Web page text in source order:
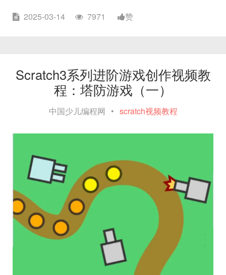
2025-03-14 7971 赞
Scratch3系列进阶游戏创作视频教
程：塔防游戏（一）
中国少儿编程网 • scratch视频教程